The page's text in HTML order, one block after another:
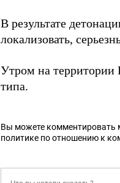
В результате
локализовать,
Утром на территории
типа.
Вы можете комментировать
политике по отношению к